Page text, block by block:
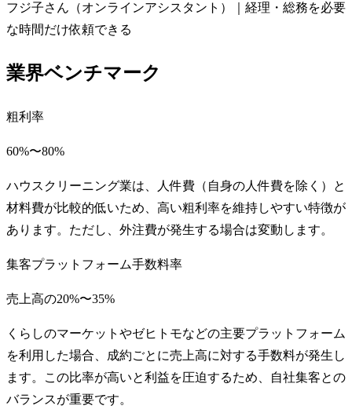
フジ子さん（オンラインアシスタント）｜経理・総務を必要
な時間だけ依頼できる
業界ベンチマーク
粗利率
60%〜80%
ハウスクリーニング業は、人件費（自身の人件費を除く）と
材料費が比較的低いため、高い粗利率を維持しやすい特徴が
あります。ただし、外注費が発生する場合は変動します。
集客プラットフォーム手数料率
売上高の20%〜35%
くらしのマーケットやゼヒトモなどの主要プラットフォーム
を利用した場合、成約ごとに売上高に対する手数料が発生し
ます。この比率が高いと利益を圧迫するため、自社集客との
バランスが重要です。